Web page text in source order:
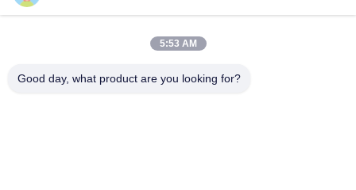
उत्पाद
विडियो
ब्लॉग
5:53 AM
Good day, what product are you looking for?